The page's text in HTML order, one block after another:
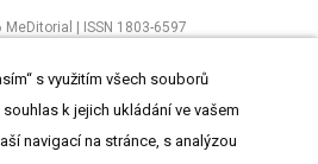
| ISSN 1803-6597
aZásady zpracování osobních údajů
s využitím všech souborů
k jejich ukládání ve vašem
navigací na stránce, s analýzou